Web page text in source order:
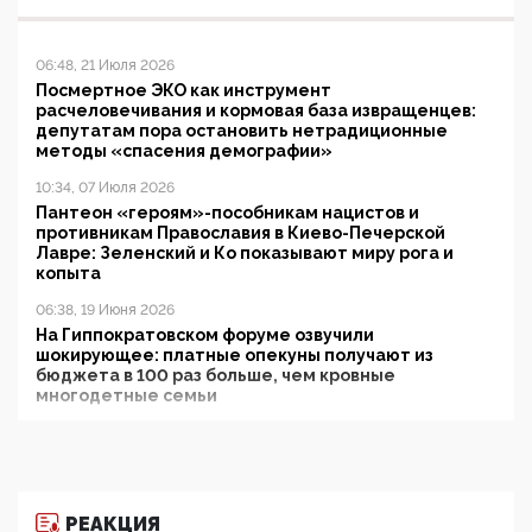
06:48, 21 Июля 2026
Посмертное ЭКО как инструмент
расчеловечивания и кормовая база извращенцев:
депутатам пора остановить нетрадиционные
методы «спасения демографии»
10:34, 07 Июля 2026
Пантеон «героям»-пособникам нацистов и
противникам Православия в Киево-Печерской
Лавре: Зеленский и Ко показывают миру рога и
копыта
06:38, 19 Июня 2026
На Гиппократовском форуме озвучили
шокирующее: платные опекуны получают из
бюджета в 100 раз больше, чем кровные
многодетные семьи
РЕАКЦИЯ